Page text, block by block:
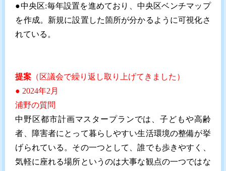
●中央区:毎年設置を進めており、中央区ベンチマップ
を作成。新規に設置した箇所が分かるように可視化さ
れている。
提案 （区議会で繰り返し取り上げてきました）
● 2024年2月
浦野の質問
中野区都市計画マスタープランでは、子どもや高齢
者、障害者にとって暮らしやすい生活環境の整備が挙
げられている。その一つとして、誰でも歩きやすく、
気軽に座れる場所というのは大事な観点の一つではな